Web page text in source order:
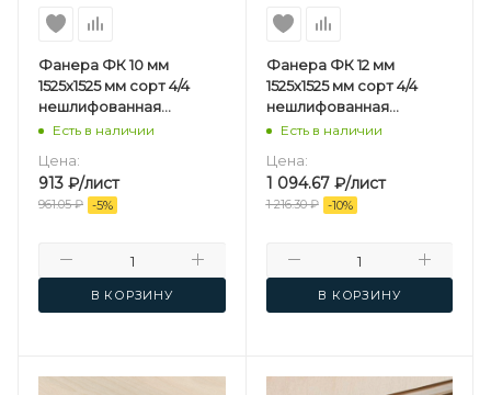
Фанера ФК 10 мм
1525х1525 мм сорт 4/4
нешлифованная
березовая
Есть в наличии
Цена:
913 ₽/лист
961.05₽ -5%
В КОРЗИНУ
Фанера ФК 12 мм
1525х1525 мм сорт 4/4
нешлифованная
березовая
Есть в наличии
Цена:
1 094.67₽/лист
1 216.30₽ -10%
В КОРЗИНУ